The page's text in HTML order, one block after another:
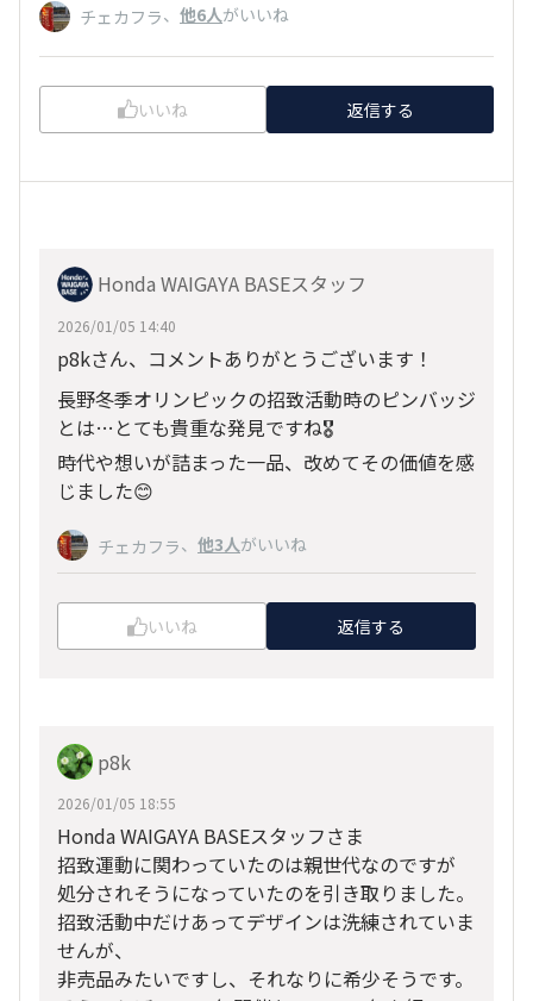
チェカフラ、 他6人がいいね
いいね 返信する
Honda WAIGAYA BASEスタッフ
2026/01/05 14:40
p8kさん、コメントありがとうございます！
長野冬季オリンピックの招致活動時のピンバッジ
とは…とても貴重な発見ですね🎖️
時代や想いが詰まった一品、改めてその価値を感
じました😊
チェカフラ、 他3人がいいね
いいね 返信する
p8k
2026/01/05 18:55
Honda WAIGAYA BASEスタッフさま
招致運動に関わっていたのは親世代なのですが
処分されそうになっていたのを引き取りました。
招致活動中だけあってデザインは洗練されていま
せんが、
非売品みたいですし、それなりに希少そうです。